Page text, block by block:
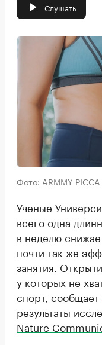
Слушать
Фото: ARMMY
Ученые
всего одна
в неделю
почти так же
занятия.
у которых не
спорт, сообщает
результаты
Nature